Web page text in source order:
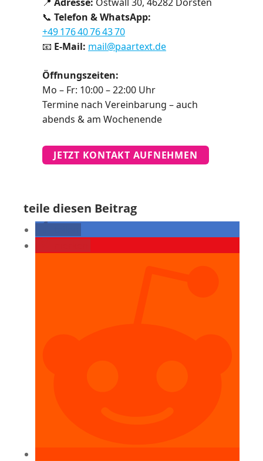
📍 Adresse: Ostwall 30, 46282 Dorsten
📞 Telefon & WhatsApp:
+49 176 40 76 43 70
📧 E-Mail: mail@paartext.de
Öffnungszeiten:
Mo – Fr: 10:00 – 22:00 Uhr
Termine nach Vereinbarung – auch
abends & am Wochenende
JETZT KONTAKT AUFNEHMEN
teile diesen Beitrag